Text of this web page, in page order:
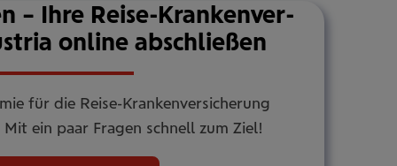
– Ihre Reise-Kran­ken­ver­
online abschlie­ßen
für die Reise-Krankenversicherung
ein paar Fragen schnell zum Ziel!